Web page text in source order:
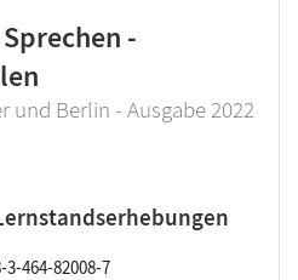
-
und Berlin - Ausgabe 2022
464-82008-7